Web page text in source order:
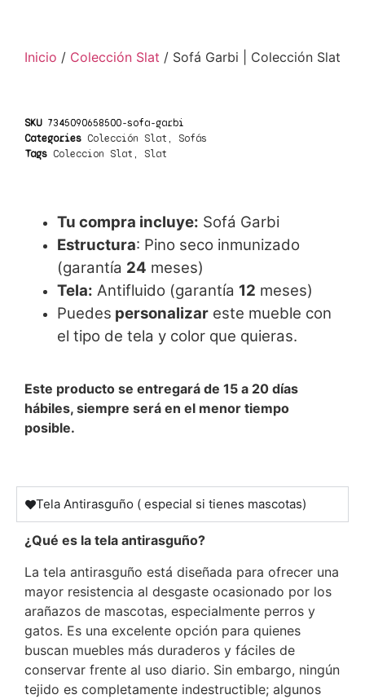
Inicio / Colección Slat / Sofá Garbi | Colección Slat
SKU 7345090658500-sofa-garbi
Categories Colección Slat , Sofás
Tags Coleccion Slat , Slat
Tu compra incluye: Sofá Garbi
Estructura: Pino seco inmunizado
(garantía 24 meses)
Tela: Antifluido (garantía 12 meses)
Puedes personalizar este mueble con
el tipo de tela y color que quieras.
Este producto se entregará de 15 a 20 días
hábiles, siempre será en el menor tiempo
posible.
Tela Antirasguño ( especial si tienes mascotas)
¿Qué es la tela antirasguño?
La tela antirasguño está diseñada para ofrecer una
mayor resistencia al desgaste ocasionado por los
arañazos de mascotas, especialmente perros y
gatos. Es una excelente opción para quienes
buscan muebles más duraderos y fáciles de
conservar frente al uso diario. Sin embargo, ningún
tejido es completamente indestructible; algunos